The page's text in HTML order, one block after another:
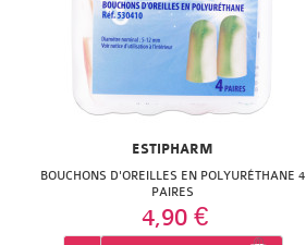
ESTIPHARM
BOUCHONS D'OREILLES EN POLYURÉTHANE 4
PAIRES
4,90 €